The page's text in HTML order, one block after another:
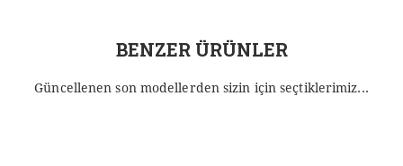
BENZER ÜRÜNLER
Güncellenen son modellerden sizin için seçtiklerimiz...